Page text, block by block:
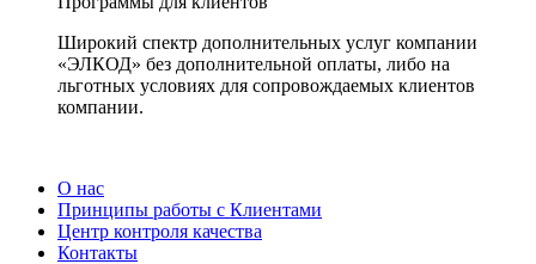
Широкий спектр дополнительных услуг компании
«ЭЛКОД» без дополнительной оплаты, либо на
льготных условиях для сопровождаемых клиентов
компании.
О нас
Принципы работы с Клиентами
Центр контроля качества
Контакты